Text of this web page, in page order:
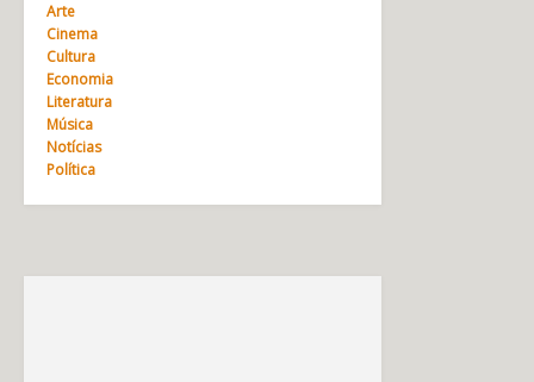
Arte
Cinema
Cultura
Economia
Literatura
Música
Notícias
Política